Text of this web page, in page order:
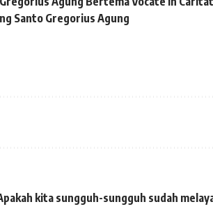
Santo Gregorius Agung
kita sungguh-sungguh sudah